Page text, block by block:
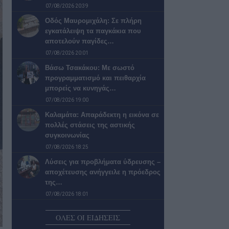
07/08/2026 20:39
Οδός Μαυρομιχάλη: Σε πλήρη
εγκατάλειψη τα παγκάκια που
αποτελούν παγίδες…
07/08/2026 20:01
Βάσω Τσακάκου: Με σωστό
προγραμματισμό και πειθαρχία
μπορείς να κυνηγάς…
07/08/2026 19:00
Καλαμάτα: Απαράδεκτη η εικόνα σε
πολλές στάσεις της αστικής
συγκοινωνίας
07/08/2026 18:25
Λύσεις για προβλήματα ύδρευσης –
αποχέτευσης ανήγγειλε η πρόεδρος
της…
07/08/2026 18:01
Ελαιόλαδο: Γιατί δεν αναμένονται
μεγάλες αυξήσεις στις τιμές
ΟΛΕΣ ΟΙ ΕΙΔΗΣΕΙΣ